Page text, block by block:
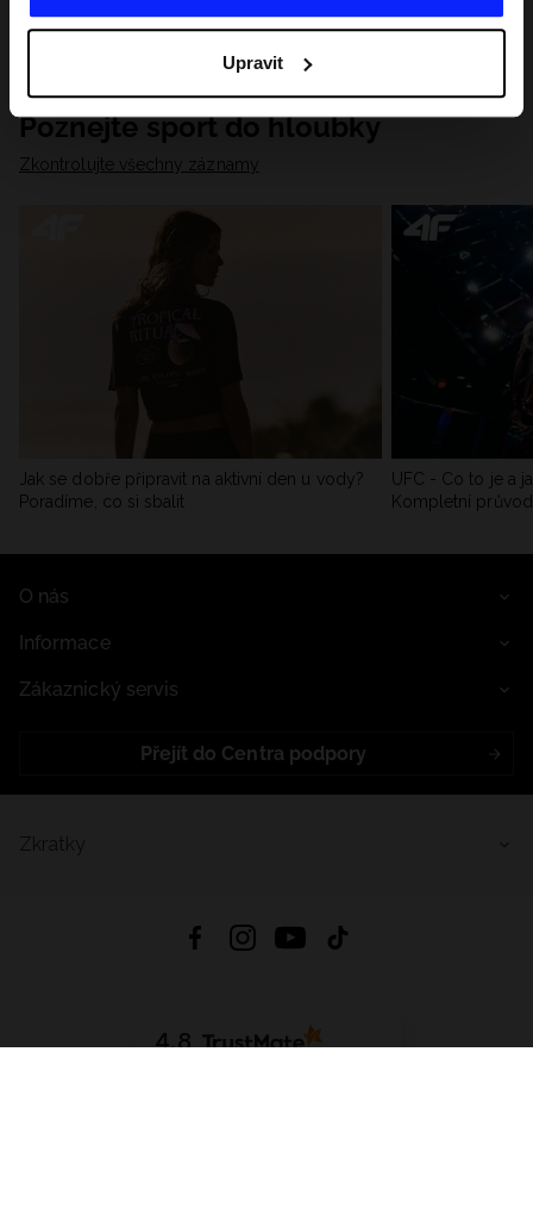
Upravit
Poznejte sport do hloubky
Zkontrolujte všechny záznamy
Jak se dobře připravit na aktivní den u vody?
Poradíme, co si sbalit
UFC - Co to je a
Kompletní
O nás
Informace
Zákaznický servis
Přejít do Centra podpory
4.8